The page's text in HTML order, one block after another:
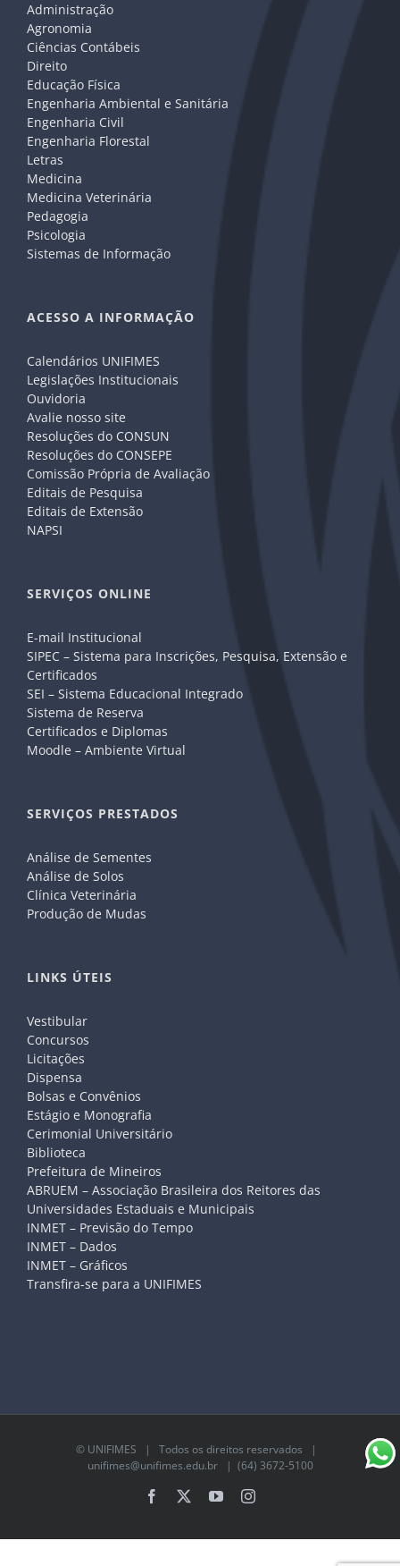
Administração
Agronomia
Ciências Contábeis
Direito
Educação Física
Engenharia Ambiental e Sanitária
Engenharia Civil
Engenharia Florestal
Letras
Medicina
Medicina Veterinária
Pedagogia
Psicologia
Sistemas de Informação
ACESSO A INFORMAÇÃO
Calendários UNIFIMES
Legislações Institucionais
Ouvidoria
Avalie nosso site
Resoluções do CONSUN
Resoluções do CONSEPE
Comissão Própria de Avaliação
Editais de Pesquisa
Editais de Extensão
NAPSI
SERVIÇOS ONLINE
E-mail Institucional
SIPEC – Sistema para Inscrições, Pesquisa, Extensão e
Certificados
SEI – Sistema Educacional Integrado
Sistema de Reserva
Certificados e Diplomas
Moodle – Ambiente Virtual
SERVIÇOS PRESTADOS
Análise de Sementes
Análise de Solos
Clínica Veterinária
Produção de Mudas
LINKS ÚTEIS
Vestibular
Concursos
Licitações
Dispensa
Bolsas e Convênios
Estágio e Monografia
Cerimonial Universitário
Biblioteca
Prefeitura de Mineiros
ABRUEM – Associação Brasileira dos Reitores das
Universidades Estaduais e Municipais
INMET – Previsão do Tempo
INMET – Dados
INMET – Gráficos
Transfira-se para a UNIFIMES
© UNIFIMES | Todos os direitos reservados |
unifimes@unifimes.edu.br| (64) 3672-5100
Facebook YouTubeInstagram